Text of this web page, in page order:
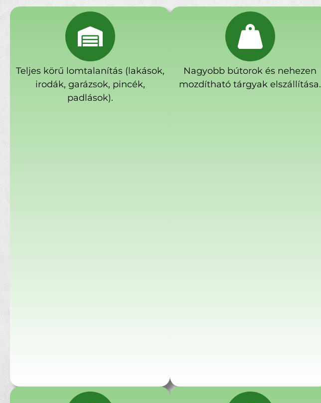
Teljes körű lomtalanítás (lakások,
irodák, garázsok, pincék,
padlások).
Nagyobb bútorok és nehezen
mozdítható tárgyak elszállítása.